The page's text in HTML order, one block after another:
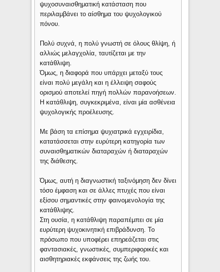
ψυχοσυναισθηματική κατάσταση που
περιλαμβάνει το αίσθημα του ψυχολογικού
πόνου.
Πολύ συχνά, η πολύ γνωστή σε όλους θλίψη, ή
αλλιώς μελαγχολία, ταυτίζεται με την
κατάθλιψη.
Όμως, η διαφορά που υπάρχει μεταξύ τους
είναι πολύ μεγάλη και η έλλειψη σαφούς
ορισμού αποτελεί πηγή πολλών παρανοήσεων.
Η κατάθλιψη, συγκεκριμένα, είναι μία ασθένεια
ψυχολογικής προέλευσης.
Με βάση τα επίσημα ψυχιατρικά εγχειρίδια,
κατατάσσεται στην ευρύτερη κατηγορία των
συναισθηματικών διαταραχών ή διαταραχών
της διάθεσης.
Όμως, αυτή η διαγνωστική ταξινόμηση δεν δίνει
τόσο έμφαση και σε άλλες πτυχές που είναι
εξίσου σημαντικές στην φαινομενολογία της
κατάθλιψης.
Στη ουσία, η κατάθλιψη παραπέμπει σε μία
ευρύτερη ψυχοκινητική επιβράδυνση. Το
πρόσωπο που υποφέρει επηρεάζεται στις
φαντασιακές, γνωστικές, συμπεριφορικές και
αισθητηριακές εκφάνσεις της ζωής του.